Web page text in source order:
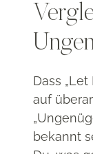
Dass
auf
bekannt